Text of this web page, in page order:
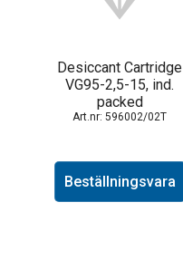
Desiccant Cartridge
VG95-2,5-15, ind.
packed
596002/02T
Beställningsvara